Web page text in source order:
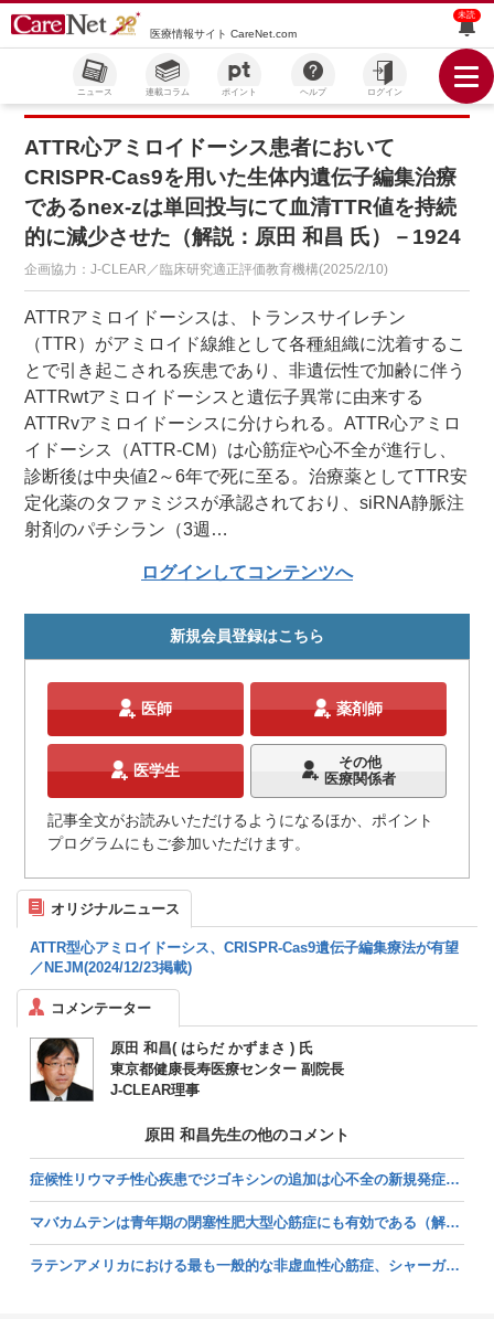
医療情報サイト CareNet.com
未読
ニュース 連載コラム ポイント ヘルプ ログイン
ATTR心アミロイドーシス患者において
CRISPR-Cas9を用いた生体内遺伝子編集治療
であるnex-zは単回投与にて血清TTR値を持続
的に減少させた（解説：原田 和昌 氏）－1924
企画協力：J-CLEAR／臨床研究適正評価教育機構(2025/2/10)
ATTRアミロイドーシスは、トランスサイレチン
（TTR）がアミロイド線維として各種組織に沈着するこ
とで引き起こされる疾患であり、非遺伝性で加齢に伴う
ATTRwtアミロイドーシスと遺伝子異常に由来する
ATTRvアミロイドーシスに分けられる。ATTR心アミロ
イドーシス（ATTR-CM）は心筋症や心不全が進行し、
診断後は中央値2～6年で死に至る。治療薬としてTTR安
定化薬のタファミジスが承認されており、siRNA静脈注
射剤のパチシラン（3週…
ログインしてコンテンツへ
新規会員登録はこちら
医師 薬剤師
医学生
その他
医療関係者
記事全文がお読みいただけるようになるほか、ポイント
プログラムにもご参加いただけます。
オリジナルニュース
ATTR型心アミロイドーシス、CRISPR-Cas9遺伝子編集療法が有望
／NEJM(2024/12/23掲載)
コメンテーター
原田 和昌( はらだ かずまさ ) 氏
東京都健康長寿医療センター 副院長
J-CLEAR理事
原田 和昌先生の他のコメント
症候性リウマチ性心疾患でジゴキシンの追加は心不全の新規発症・悪化を減らす（解説：原田和昌氏） (2026/07/06掲載)
マバカムテンは青年期の閉塞性肥大型心筋症にも有効である（解説：原田和昌氏） (2026/05/15掲載)
ラテンアメリカにおける最も一般的な非虚血性心筋症、シャーガス心筋症に対して、サクビトリル・バルサルタンはエナラプリルと比較して有効性は示されなかった（解説：原田和昌氏） (2026/02/05掲載)